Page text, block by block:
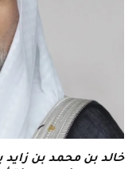
خالد بن محمد بن زايد